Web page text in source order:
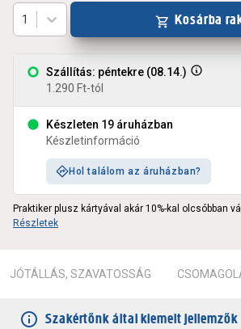
Szállítás: péntekre (08.14.)
1.290 Ft-tól
Készleten 19 áruházban
Készletinformáció
Hol találom az áruházban?
1 Kosárba
Praktiker plusz kártyával akár 10%-kal olcsóbban
Részletek
JÓTÁLLÁS, SZAVATOSSÁG
Szakértőnk által kiemelt jellemzők